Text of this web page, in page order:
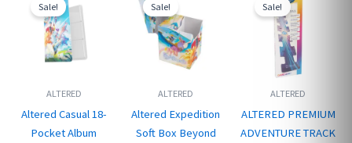
Sale!
ALTERED
Altered Casual 18-
Pocket Album
Sale!
ALTERED
Altered Expedition
Soft Box Beyond
Sale!
ALTERED
ALTERED PREMIUM
ADVENTURE TRACK